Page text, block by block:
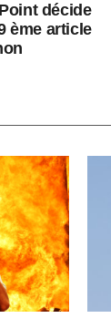
décide
ème article